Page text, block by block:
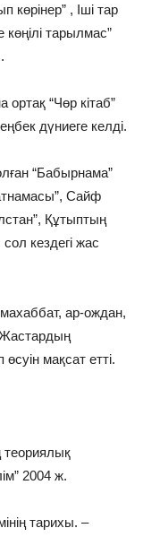
көрiнер” , Iшi тар
көңiлi тарылмас”
“Чөр кiтаб”
дүниеге келдi.
“Бабырнама”
Сайф
Құтыптың
кездегi жас
ар-ождан,
мақсат еттi.
теориялық
2004 ж.
тарихы. –